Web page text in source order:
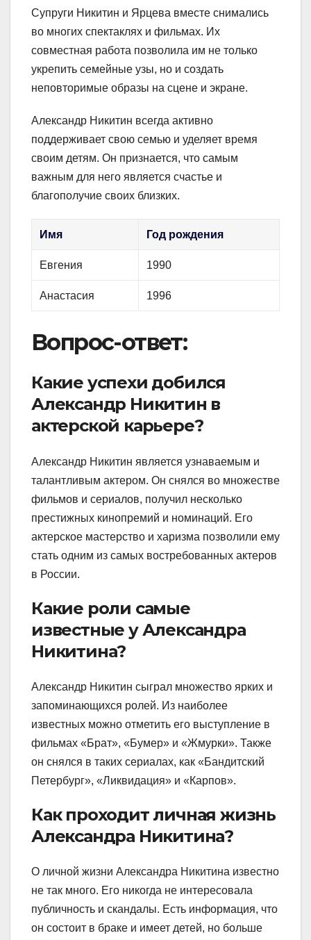
Супруги Никитин и Ярцева вместе снимались
во многих спектаклях и фильмах. Их
совместная работа позволила им не только
укрепить семейные узы, но и создать
неповторимые образы на сцене и экране.
Александр Никитин всегда активно
поддерживает свою семью и уделяет время
своим детям. Он признается, что самым
важным для него является счастье и
благополучие своих близких.
Имя Год рождения
Евгения 1990
Анастасия 1996
Вопрос-ответ:
Какие успехи добился
Александр Никитин в
актерской карьере?
Александр Никитин является узнаваемым и
талантливым актером. Он снялся во множестве
фильмов и сериалов, получил несколько
престижных кинопремий и номинаций. Его
актерское мастерство и харизма позволили ему
стать одним из самых востребованных актеров
в России.
Какие роли самые
известные у Александра
Никитина?
Александр Никитин сыграл множество ярких и
запоминающихся ролей. Из наиболее
известных можно отметить его выступление в
фильмах «Брат», «Бумер» и «Жмурки». Также
он снялся в таких сериалах, как «Бандитский
Петербург», «Ликвидация» и «Карпов».
Как проходит личная жизнь
Александра Никитина?
О личной жизни Александра Никитина известно
не так много. Его никогда не интересовала
публичность и скандалы. Есть информация, что
он состоит в браке и имеет детей, но больше